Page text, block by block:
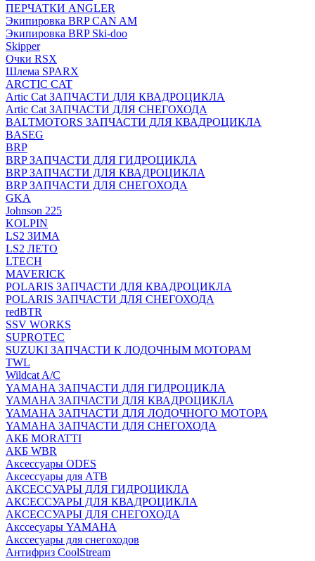
ПЕРЧАТКИ ANGLER
Экипировка BRP CAN AM
Экипировка BRP Ski-doo
Skipper
Очки RSX
Шлема SPARX
ARCTIC CAT
Artic Cat ЗАПЧАСТИ ДЛЯ КВАДРОЦИКЛА
Artic Cat ЗАПЧАСТИ ДЛЯ СНЕГОХОДА
BALTMOTORS ЗАПЧАСТИ ДЛЯ КВАДРОЦИКЛА
BASEG
BRP
BRP ЗАПЧАСТИ ДЛЯ ГИДРОЦИКЛА
BRP ЗАПЧАСТИ ДЛЯ КВАДРОЦИКЛА
BRP ЗАПЧАСТИ ДЛЯ СНЕГОХОДА
GKA
Johnson 225
KOLPIN
LS2 ЗИМА
LS2 ЛЕТО
LTECH
MAVERICK
POLARIS ЗАПЧАСТИ ДЛЯ КВАДРОЦИКЛА
POLARIS ЗАПЧАСТИ ДЛЯ СНЕГОХОДА
redBTR
SSV WORKS
SUPROTEC
SUZUKI ЗАПЧАСТИ К ЛОДОЧНЫМ МОТОРАМ
TWL
Wildcat A/C
YAMAHA ЗАПЧАСТИ ДЛЯ ГИДРОЦИКЛА
YAMAHA ЗАПЧАСТИ ДЛЯ КВАДРОЦИКЛА
YAMAHA ЗАПЧАСТИ ДЛЯ ЛОДОЧНОГО МОТОРА
YAMAHA ЗАПЧАСТИ ДЛЯ СНЕГОХОДА
АКБ MORATTI
АКБ WBR
Аксессуары ODES
Аксессуары для АТВ
АКСЕССУАРЫ ДЛЯ ГИДРОЦИКЛА
АКСЕССУАРЫ ДЛЯ КВАДРОЦИКЛА
АКСЕССУАРЫ ДЛЯ СНЕГОХОДА
Акссесуары YAMAHA
Акссесуары для снегоходов
Антифриз CoolStream